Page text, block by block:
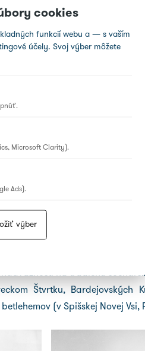
(rastlinné), antropomorfné
Maľba sa z dôvodu
zo zvyškov spodných vrstiev
Používanie takejto
a poveternostnými
veľkosti v rôznych
pričom otvor pre včely
svätcov, mníchov, kňazov –
Stvárnenie medveďa,
turistov, fotografov i
mestách i na dedinách. Na
na tradičnú
Štvrtku, Bardejovských
(v Spišskej Novej
cookies
funkcií webu a — s vaším
účely. Svoj výber môžete
Microsoft Clarity).
Ads).
výber